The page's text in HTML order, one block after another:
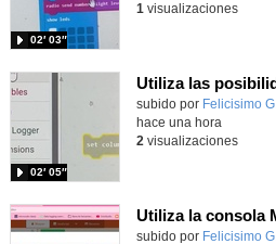
02′ 03″
1 visualizaciones
Contenido educativo.
subido por Felicisimo G.
02′ 05″
hace una hora
2 visualizaciones
Contenido educativo.
subido por Felicisimo G.